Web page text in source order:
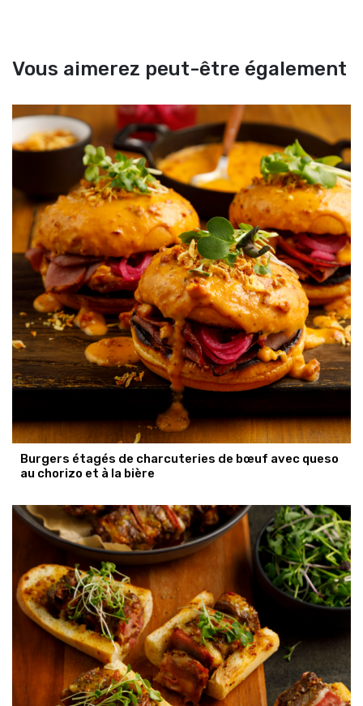
Vous aimerez peut-être également
Burgers étagés de charcuteries de bœuf avec queso
au chorizo et à la bière